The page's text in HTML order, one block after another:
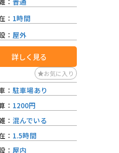
： 1時間
： 屋外
詳しく見る
お気に入り
： 駐車場あり
： 1200円
： 混んでいる
： 1.5時間
： 屋内